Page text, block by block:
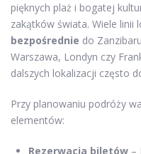
pięknych plaż i bogatej
zakątków świata. Wiele linii
bezpośrednie do
Warszawa, Londyn czy
dalszych lokalizacji często
Przy planowaniu podróży
elementów:
Rezerwacja biletów –